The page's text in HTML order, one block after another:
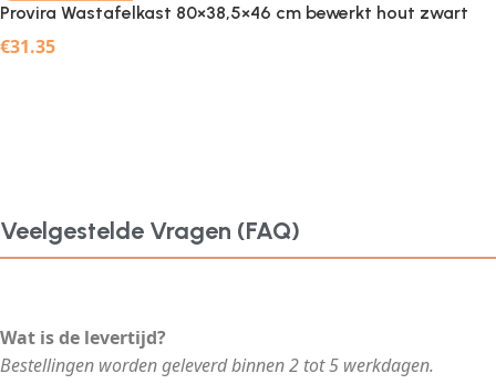
Provira Wastafelkast 80×38,5×46 cm bewerkt hout zwart
€31.35
Veelgestelde Vragen (FAQ)
Wat is de levertijd?
Bestellingen worden geleverd binnen 2 tot 5 werkdagen.